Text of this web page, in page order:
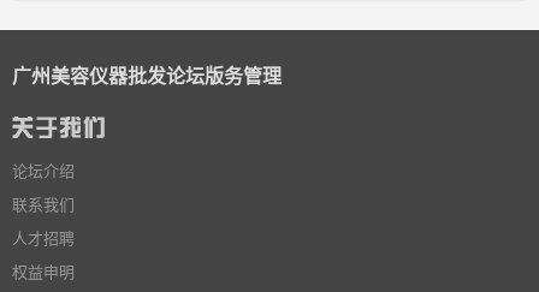
广州美容仪器批发论坛版务管理
论坛介绍
联系我们
人才招聘
权益申明